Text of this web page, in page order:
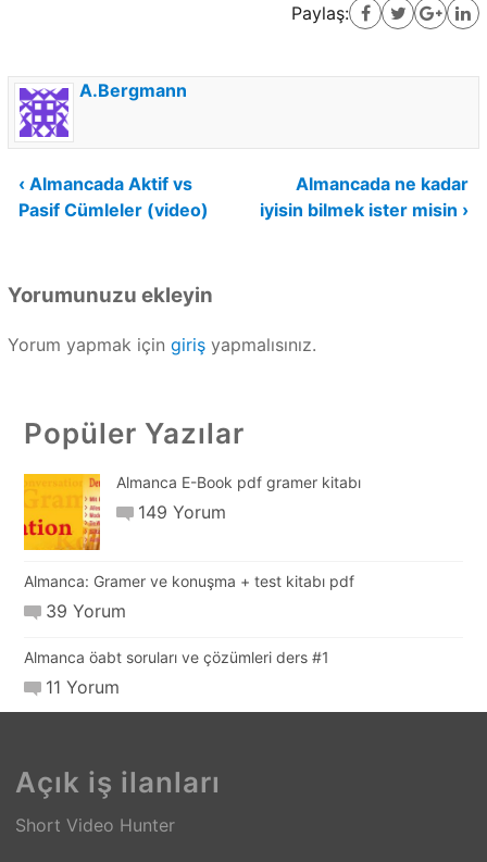
Paylaş:
A.Bergmann
Yazı
gezinmesi
‹ Almancada Aktif vs
Pasif Cümleler (video)
Almancada ne kadar
iyisin bilmek ister misin ›
Yorumunuzu ekleyin
Yorum yapmak için girişyapmalısınız.
Popüler Yazılar
Almanca E-Book pdf gramer kitabı
149 Yorum
Almanca: Gramer ve konuşma + test kitabı pdf
39 Yorum
Almanca öabt soruları ve çözümleri ders #1
11 Yorum
Açık iş ilanları
Short Video Hunter